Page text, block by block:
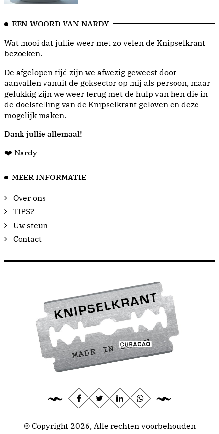
EEN WOORD VAN NARDY
Wat mooi dat jullie weer met zo velen de Knipselkrant
bezoeken.
De afgelopen tijd zijn we afwezig geweest door
aanvallen vanuit de goksector op mij als persoon, maar
gelukkig zijn we weer terug met de hulp van hen die in
de doelstelling van de Knipselkrant geloven en deze
mogelijk maken.
Dank jullie allemaal!
❤️ Nardy
MEER INFORMATIE
Over ons
TIPS?
Uw steun
Contact
© Copyright 2026, Alle rechten voorbehouden